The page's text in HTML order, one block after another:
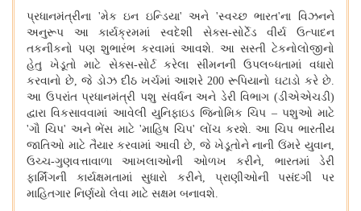
પ્રધાનમંત્રીના 'મેક ઇન ઇન્ડિયા' અને 'સ્વચ્છ ભારત'ના વિઝનને
અનુરૂપ આ કાર્યક્રમમાં સ્વદેશી સેક્સ-સોર્ટેડ વીર્ય ઉત્પાદન
તકનીકનો પણ શુભારંભ કરવામાં આવશે. આ સસ્તી ટેકનોલોજીનો
હેતુ ખેડૂતો માટે સેક્સ-સોર્ટ કરેલા સીમનની ઉપલબ્ધતામાં વધારો
કરવાનો છે, જે ડોઝ દીઠ ખર્ચમાં આશરે 200 રૂપિયાનો ઘટાડો કરે છે.
આ ઉપરાંત પ્રધાનમંત્રી પશુ સંવર્ધન અને ડેરી વિભાગ (ડીએએચડી)
દ્વારા વિકસાવવામાં આવેલી યુનિફાઇડ જિનોમિક ચિપ – પશુઓ માટે
'ગૌ ચિપ' અને ભેંસ માટે 'માહિષ ચિપ' લોંચ કરશે. આ ચિપ ભારતીય
જાતિઓ માટે તૈયાર કરવામાં આવી છે, જે ખેડૂતોને નાની ઉંમરે યુવાન,
ઉચ્ચ-ગુણવત્તાવાળા આખલાઓની ઓળખ કરીને, ભારતમાં ડેરી
ફાર્મિંગની કાર્યક્ષમતામાં સુધારો કરીને, પ્રાણીઓની પસંદગી પર
માહિતગાર નિર્ણયો લેવા માટે સક્ષમ બનાવશે.